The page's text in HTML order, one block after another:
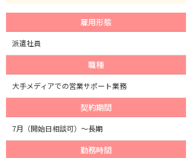
雇用形態
派遣社員
職種
大手メディアでの営業サポート業務
契約期間
7月（開始日相談可）～長期
勤務時間